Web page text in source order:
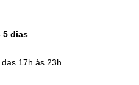
5 dias
17h às 23h